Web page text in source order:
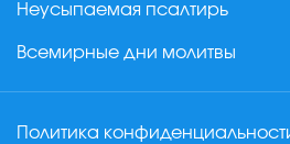
Неусыпаемая псалтирь
Всемирные дни молитвы
Политика